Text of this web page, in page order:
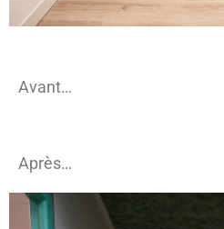
Avant…
Après…